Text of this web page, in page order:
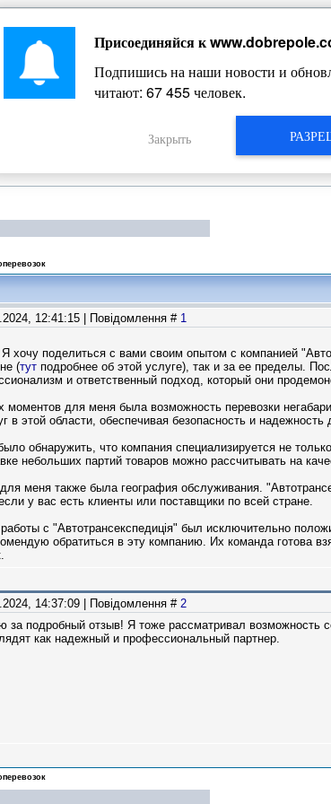
Жизнь Добропольского края
12:41:15 | Повідомлення # 1
хочу поделиться с вами своим опытом с компанией
(тут подробнее об этой услуге), так и за ее пределы.
и ответственный подход, который они
для меня была возможность перевозки
в этой области, обеспечивая безопасность и
обнаружить, что компания специализируется не
небольших партий товаров можно рассчитывать на
меня также была география обслуживания.
у вас есть клиенты или поставщики по всей стране.
с "Автотрансекспедиція" был исключительно
обратиться в эту компанию. Их команда готова
14:37:09 | Повідомлення #2
за подробный отзыв! Я тоже рассматривал возможность
как надежный и профессиональный партнер.
Присоединяйся к
Подпишись на наши новости и
читают: 67 455человек.
Закрыть